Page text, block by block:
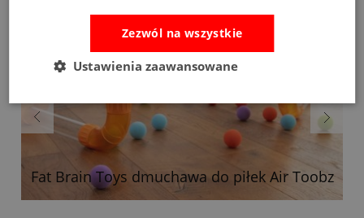
Fat Brain Toys dmuchawa do piłek Air Toobz
Zezwól na wszystkie
Ustawienia zaawansowane